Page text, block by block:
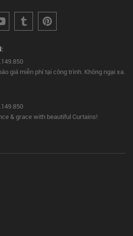
giá miễn phí tại công trình. Không ngại xa.
& grace with beautiful Curtains!